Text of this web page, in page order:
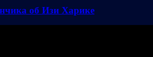
об Изи Харике